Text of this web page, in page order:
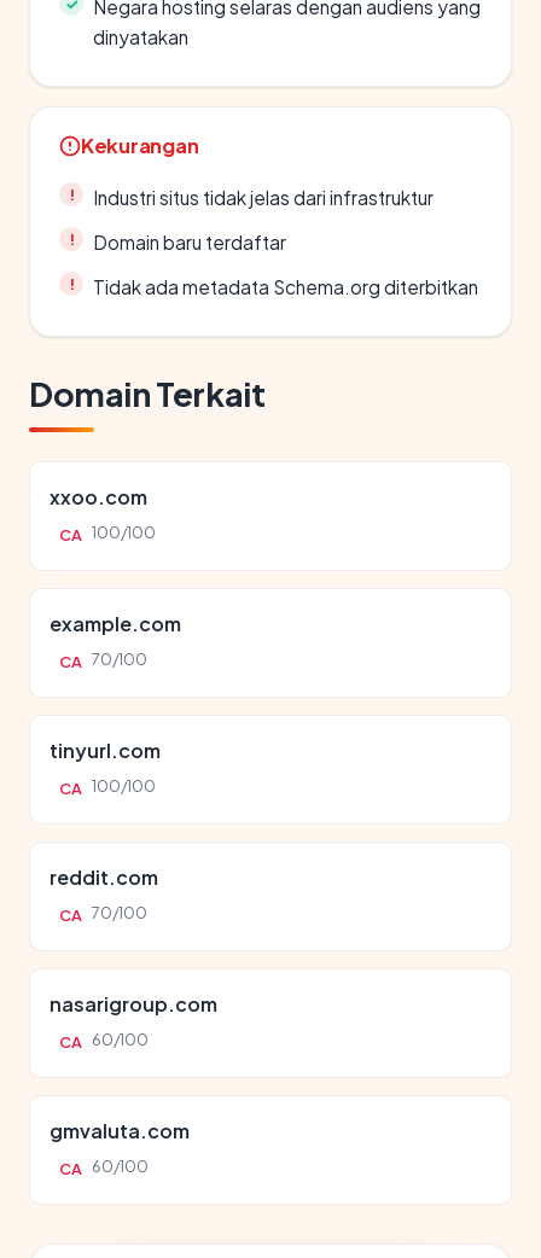
Negara hosting selaras dengan audiens yang
dinyatakan
Kekurangan
Industri situs tidak jelas dari infrastruktur
Domain baru terdaftar
Tidak ada metadata Schema.org diterbitkan
Domain Terkait
xxoo.com
CA 100/100
example.com
CA 70/100
tinyurl.com
CA 100/100
reddit.com
CA 70/100
nasarigroup.com
CA 60/100
gmvaluta.com
CA 60/100